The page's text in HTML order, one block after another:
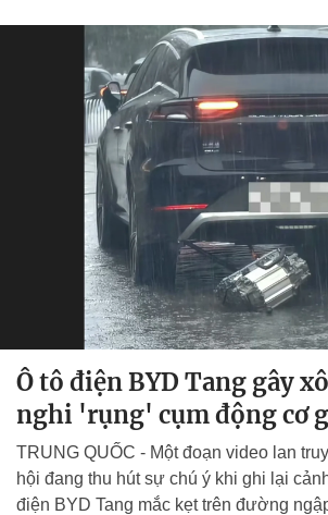
Ô tô điện BYD Tang gây
nghi 'rụng' cụm động cơ
TRUNG QUỐC - Một đoạn video lan
hội đang thu hút sự chú ý khi ghi lại
điện BYD Tang mắc kẹt trên đường